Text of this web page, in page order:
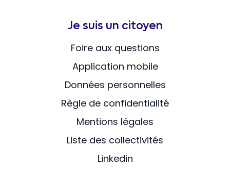
Je suis un citoyen
Foire aux questions
Application mobile
Données personnelles
Règle de confidentialité
Mentions légales
Liste des collectivités
Linkedin